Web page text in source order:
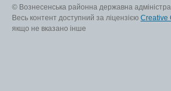
© Вознесенська районна державна
Весь контент доступний за ліцензією Creative
якщо не вказано інше